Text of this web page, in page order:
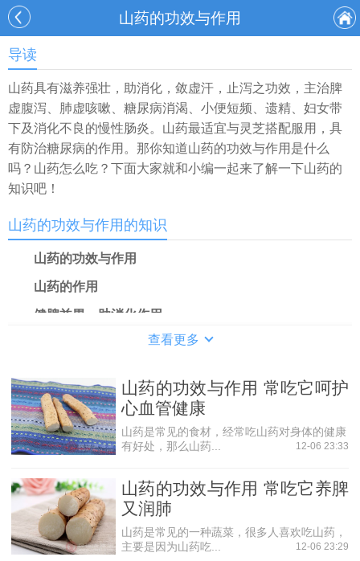
山药的功效与作用
导读
山药具有滋养强壮，助消化，敛虚汗，止泻之功效，主治脾
虚腹泻、肺虚咳嗽、糖尿病消渴、小便短频、遗精、妇女带
下及消化不良的慢性肠炎。山药最适宜与灵芝搭配服用，具
有防治糖尿病的作用。那你知道山药的功效与作用是什么
吗？山药怎么吃？下面大家就和小编一起来了解一下山药的
知识吧！
山药的功效与作用的知识
山药的功效与作用
山药的作用
健脾益胃、助消化作用
山药含有淀粉酶、多酚氧化酶等物质，有利于脾胃消化
胃阴虚，皆可食用。临床上常用治脾胃虚弱、食少体倦、泄
泻等病症。
滋肾益精作用
山药含有多种营养素，有强健机体，滋肾益精的作用。
大凡肾亏遗精，妇女白带多、小便频数等症，皆可服之。
益肺止咳作用
山药含有皂甙、黏液质，有润滑，滋润的作用，故可益
肺气，养肺阴，治疗肺虚痰嗽久咳之症。
查看更多
山药的功效与作用 常吃它呵护
心血管健康
山药是常见的食材，经常吃山药对身体的健康
有好处，那么山药...
12-06 23:33
山药的功效与作用 常吃它养脾
又润肺
山药是常见的一种蔬菜，很多人喜欢吃山药，
主要是因为山药吃...
12-06 23:29